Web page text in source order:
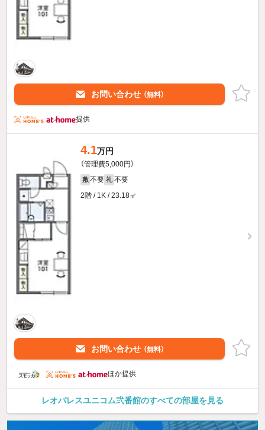
お問い合わせ （無料）
提供
4.1万円
（管理費5,000円）
敷 不要 礼 不要
2階 / 1K / 23.18㎡
お問い合わせ （無料）
ほか提供
レオパレスユニコム弐番館のすべての部屋を見る